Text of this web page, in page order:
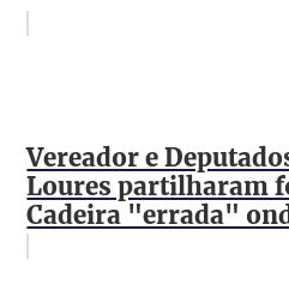
Vereador e
Loures partilharam
Cadeira "errada"